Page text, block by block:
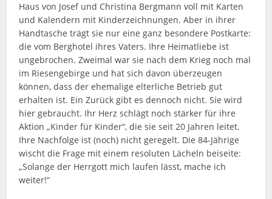
Haus von Josef und Christina Bergmann voll mit Karten
und Kalendern mit Kinderzeichnungen. Aber in ihrer
Handtasche trägt sie nur eine ganz besondere Postkarte:
die vom Berghotel ihres Vaters. Ihre Heimatliebe ist
ungebrochen. Zweimal war sie nach dem Krieg noch mal
im Riesengebirge und hat sich davon überzeugen
können, dass der ehemalige elterliche Betrieb gut
erhalten ist. Ein Zurück gibt es dennoch nicht. Sie wird
hier gebraucht. Ihr Herz schlägt noch stärker für ihre
Aktion „Kinder für Kinder“, die sie seit 20 Jahren leitet.
Ihre Nachfolge ist (noch) nicht geregelt. Die 84-Jährige
wischt die Frage mit einem resoluten Lächeln beiseite:
„Solange der Herrgott mich laufen lässt, mache ich
weiter!“